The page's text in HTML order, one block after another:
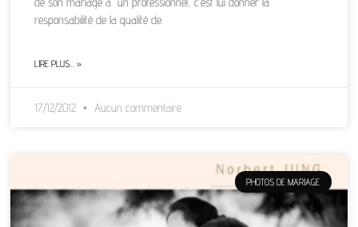
responsabilité de la qualité de
LIRE PLUS… »
17/12/2012 Aucun commentaire
PHOTOS DE MARIAGE